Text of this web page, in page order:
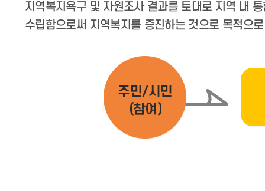
지역복지욕구 및 자원조사 결과를 토대로 지역 내
수립함으로써 지역복지를 증진하는 것으로 목적으